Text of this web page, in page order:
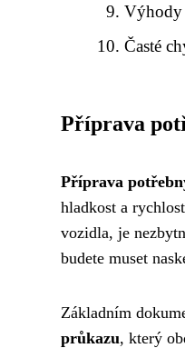
Výhody
Časté
Příprava
Příprava
hladkost a
vozidla, je
budete muset
Základním
průkazu, který